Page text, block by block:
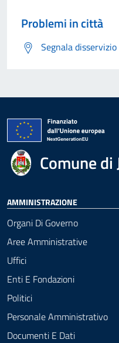
Problemi in città
Segnala disservizio
Comune di
AMMINISTRAZIONE
Organi Di Governo
Aree Amministrative
Uffici
Enti E Fondazioni
Politici
Personale Amministrativo
Documenti E Dati